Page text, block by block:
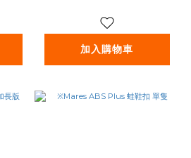
加入購物車